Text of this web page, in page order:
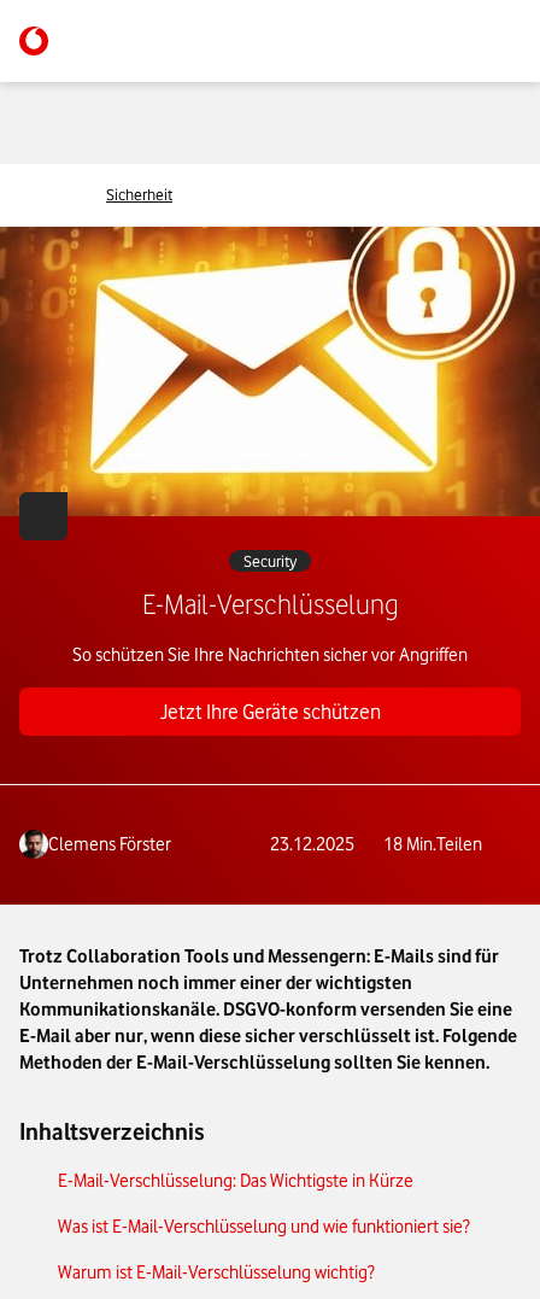
Sicherheit
Security
E-Mail-Verschlüsselung
So schützen Sie Ihre Nachrichten sicher vor Angriffen
Jetzt Ihre Geräte schützen
Clemens Förster 23.12.2025 18 Min.Teilen
Trotz Collaboration Tools und Messengern: E-Mails sind für
Unternehmen noch immer einer der wichtigsten
Kommunikationskanäle. DSGVO-konform versenden Sie eine
E-Mail aber nur, wenn diese sicher verschlüsselt ist. Folgende
Methoden der E-Mail-Verschlüsselung sollten Sie kennen.
Inhaltsverzeichnis
E-Mail-Verschlüsselung: Das Wichtigste in Kürze
Was ist E-Mail-Verschlüsselung und wie funktioniert sie?
Warum ist E-Mail-Verschlüsselung wichtig?